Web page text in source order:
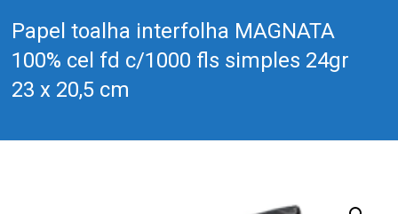
Papel toalha interfolha MAGNATA
100% cel fd c/1000 fls simples 24gr
23 x 20,5 cm